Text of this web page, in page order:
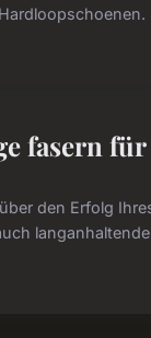
fasern
den Erfolg